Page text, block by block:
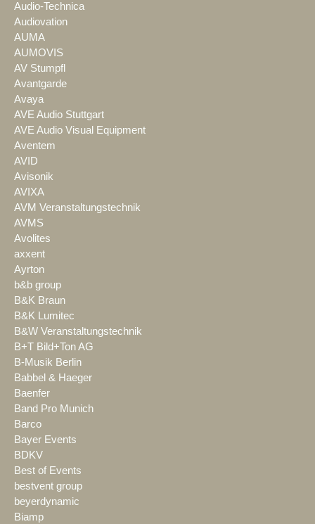
Audio-Technica
Audiovation
AUMA
AUMOVIS
AV Stumpfl
Avantgarde
Avaya
AVE Audio Stuttgart
AVE Audio Visual Equipment
Aventem
AVID
Avisonik
AVIXA
AVM Veranstaltungstechnik
AVMS
Avolites
axxent
Ayrton
b&b group
B&K Braun
B&K Lumitec
B&W Veranstaltungstechnik
B+T Bild+Ton AG
B-Musik Berlin
Babbel & Haeger
Baenfer
Band Pro Munich
Barco
Bayer Events
BDKV
Best of Events
bestvent group
beyerdynamic
Biamp